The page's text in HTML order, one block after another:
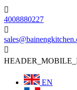

4008880227


EN